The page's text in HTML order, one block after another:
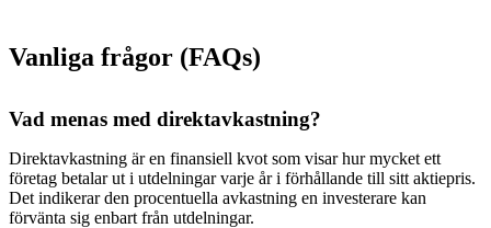
Vanliga frågor (FAQs)
Vad menas med direktavkastning?
Direktavkastning är en finansiell kvot som visar hur mycket ett
företag betalar ut i utdelningar varje år i förhållande till sitt aktiepris.
Det indikerar den procentuella avkastning en investerare kan
förvänta sig enbart från utdelningar.